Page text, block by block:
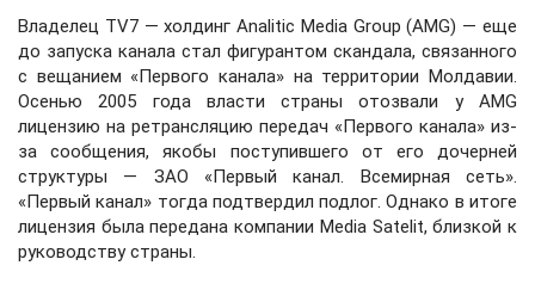
Владелец TV7 — холдинг Analitic Media Group (AMG) — еще
до запуска канала стал фигурантом скандала, связанного
с вещанием «Первого канала» на территории Молдавии.
Осенью 2005 года власти страны отозвали у AMG
лицензию на ретрансляцию передач «Первого канала» из-
за сообщения, якобы поступившего от его дочерней
структуры — ЗАО «Первый канал. Всемирная сеть».
«Первый канал» тогда подтвердил подлог. Однако в итоге
лицензия была передана компании Media Satelit, близкой к
руководству страны.